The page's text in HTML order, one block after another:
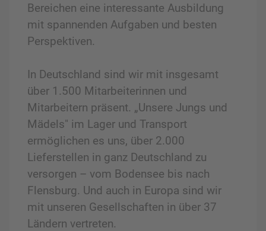
Bereichen eine interessante Ausbildung
mit spannenden Aufgaben und besten
Perspektiven.
In Deutschland sind wir mit insgesamt
über 1.500 Mitarbeiterinnen und
Mitarbeitern präsent. „Unsere Jungs und
Mädels" im Lager und Transport
ermöglichen es uns, über 2.000
Lieferstellen in ganz Deutschland zu
versorgen – vom Bodensee bis nach
Flensburg. Und auch in Europa sind wir
mit unseren Gesellschaften in über 37
Ländern vertreten.